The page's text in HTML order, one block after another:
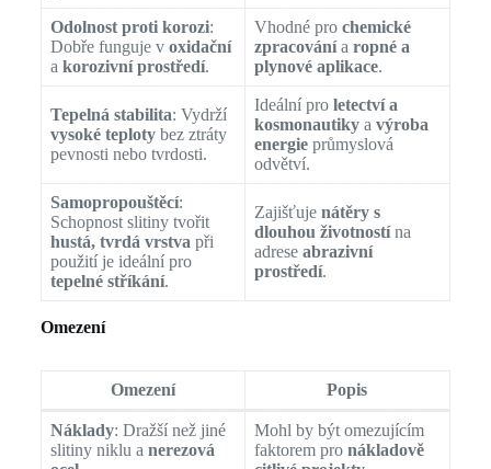
Odolnost proti korozi:
Dobře funguje v oxidační
a korozivní prostředí.
Vhodné pro chemické
zpracovánía ropné a
plynové aplikace.
Tepelná stabilita: Vydrží
vysoké teplotybez ztráty
pevnosti nebo tvrdosti.
Ideální pro letectví a
kosmonautikya výroba
energieprůmyslová
odvětví.
Samopropouštěcí:
Schopnost slitiny tvořit
hustá, tvrdá vrstvapři
použití je ideální pro
tepelné stříkání.
Zajišťuje nátěry s
dlouhou životnostína
adrese abrazivní
prostředí.
Omezení
Omezení Popis
Náklady: Dražší než jiné
slitiny niklu a nerezová
Mohl by být omezujícím
faktorem pro nákladově